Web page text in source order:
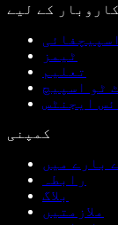
کاروبار کے لیے
ٹیمز
تعلیم
کمپنی
بارے میں
رابطہ
بلاگ
ملازمتیں